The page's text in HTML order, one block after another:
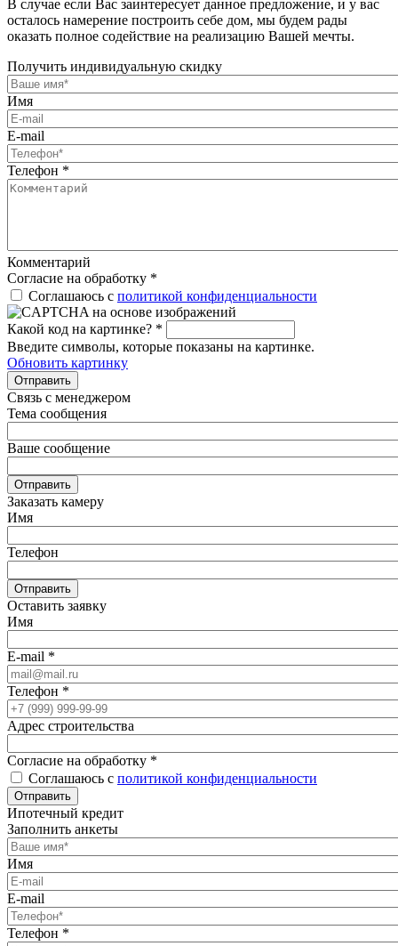
В случае если Вас заинтересует данное предложение, и у вас
осталось намерение построить себе дом, мы будем рады
оказать полное содействие на реализацию Вашей мечты.
Получить индивидуальную скидку
Имя
E-mail
Телефон *
Комментарий
Согласие на обработку *
Соглашаюсь с политикой конфиденциальности
Какой код на картинке? *
Введите символы, которые показаны на картинке.
Обновить картинку
Отправить
Связь с менеджером
Тема сообщения
Ваше сообщение
Отправить
Заказать камеру
Имя
Телефон
Отправить
Оставить заявку
Имя
E-mail *
Телефон *
Адрес строительства
Согласие на обработку *
Соглашаюсь с политикой конфиденциальности
Отправить
Ипотечный кредит
Заполнить анкеты
Имя
E-mail
Телефон *